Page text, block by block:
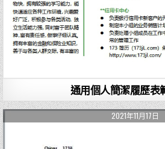
通用個人簡潔履歷表
2021年11月17日